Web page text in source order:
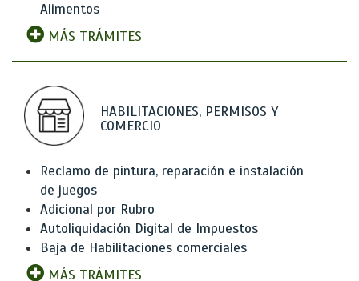
Alimentos
MÁS TRÁMITES
HABILITACIONES, PERMISOS Y
COMERCIO
Reclamo de pintura, reparación e instalación
de juegos
Adicional por Rubro
Autoliquidación Digital de Impuestos
Baja de Habilitaciones comerciales
MÁS TRÁMITES